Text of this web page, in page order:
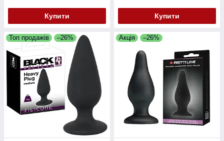
Купити Купити
Топ продажів –26% Акція –26%